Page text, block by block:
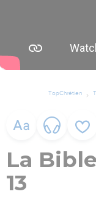
TopChrétien
La
13